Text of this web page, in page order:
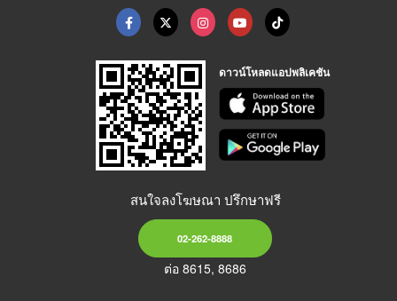
ดาวน์โหลดแอปพลิเคชัน
สนใจลงโฆษณา ปรึกษาฟรี
02-262-8888
ต่อ 8615, 8686